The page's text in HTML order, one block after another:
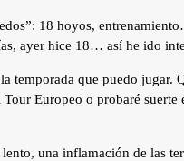
18 hoyos,
ayer hice 18… así he ido
temporada que puedo jugar.
Tour Europeo o probaré
una inflamación de las